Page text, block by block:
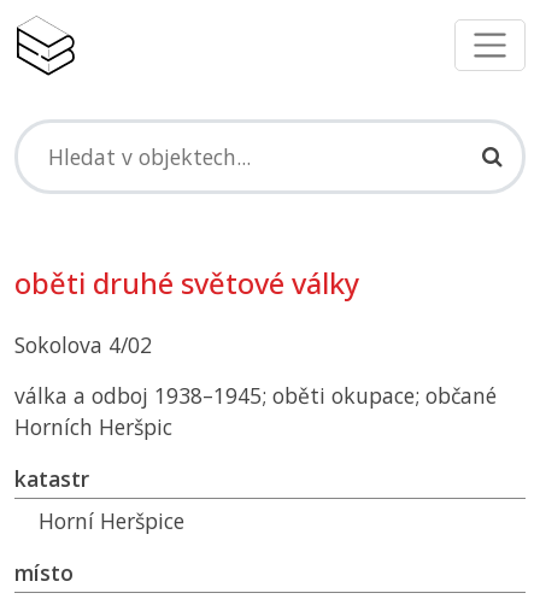
oběti druhé světové války
Sokolova 4/02
válka a odboj 1938–1945; oběti okupace; občané
Horních Heršpic
katastr
Horní Heršpice
místo